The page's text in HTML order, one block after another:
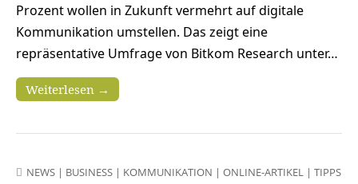
Prozent wollen in Zukunft vermehrt auf digitale
Kommunikation umstellen. Das zeigt eine
repräsentative Umfrage von Bitkom Research unter…
Weiterlesen →
NEWS | BUSINESS | KOMMUNIKATION | ONLINE-ARTIKEL | TIPPS